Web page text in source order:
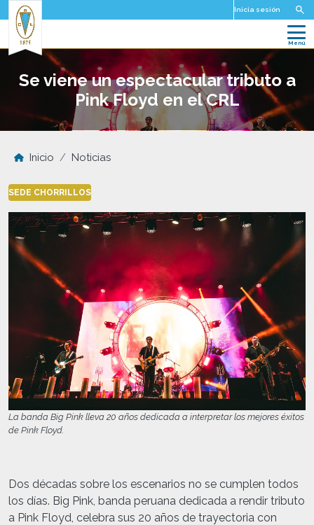
Pasar al contenido principal Inicia sesión
Se viene un espectacular tributo a
Pink Floyd en el CRL
Inicio Noticias
SEDE CHORRILLOS
La banda Big Pink lleva 20 años dedicada a interpretar los mejores éxitos
de Pink Floyd.
Dos décadas sobre los escenarios no se cumplen todos
los días. Big Pink, banda peruana dedicada a rendir tributo
a Pink Floyd, celebra sus 20 años de trayectoria con